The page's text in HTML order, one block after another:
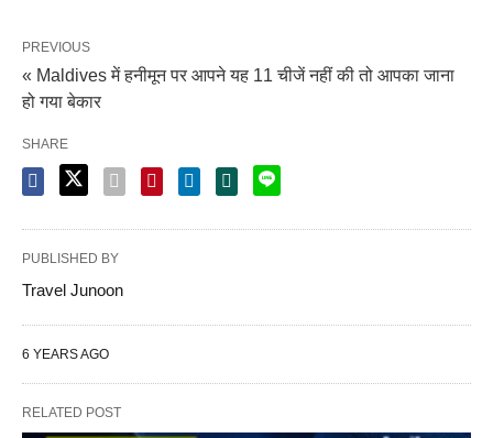
PREVIOUS
« Maldives में हनीमून पर आपने यह 11 चीजें नहीं की तो आपका जाना
हो गया बेकार
SHARE
PUBLISHED BY
Travel Junoon
6 YEARS AGO
RELATED POST